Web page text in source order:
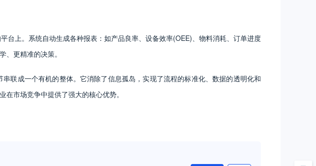
上。系统自动生成各种报表：如产品良率、设备效率(OEE)、物料消耗、订单进度
更精准的决策。
联成一个有机的整体。它消除了信息孤岛，实现了流程的标准化、数据的透明化和
市场竞争中提供了强大的核心优势。